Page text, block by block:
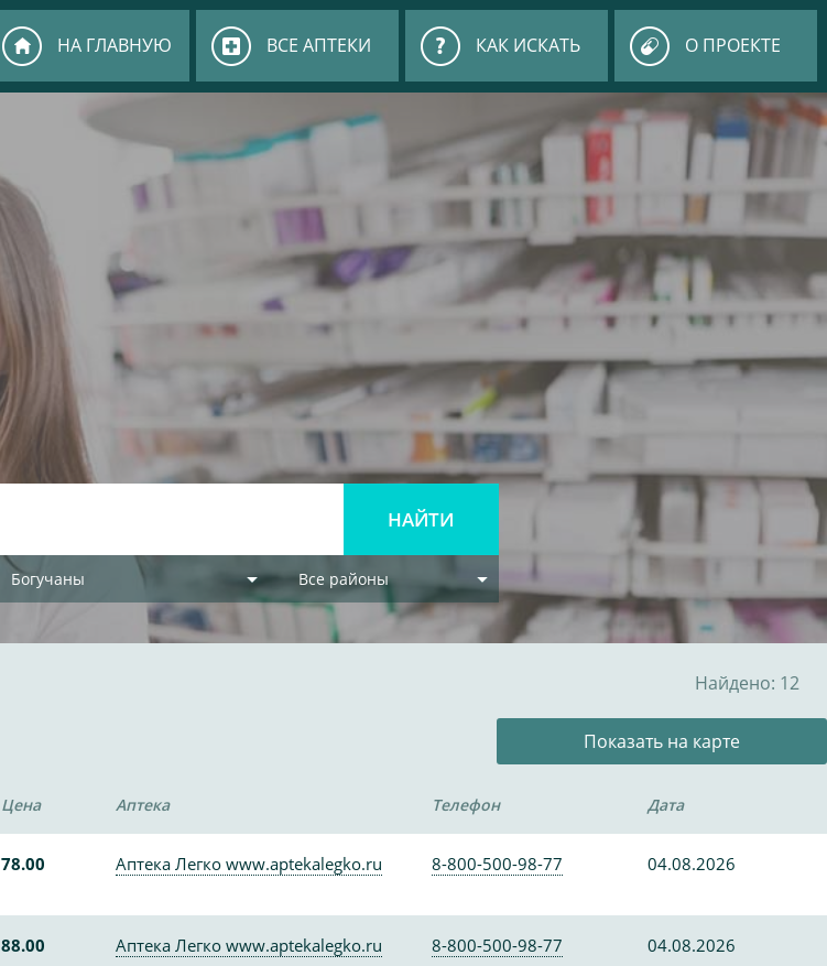
НА ГЛАВНУЮ ВСЕ АПТЕКИ КАК ИСКАТЬ О ПРОЕКТЕ
Богучаны Все районы
Найдено: 12
Показать на карте
Цена Аптека Телефон Дата
78.00 Аптека Легко www.aptekalegko.ru 8-800-500-98-77 04.08.2026
88.00 Аптека Легко www.aptekalegko.ru 8-800-500-98-77 04.08.2026